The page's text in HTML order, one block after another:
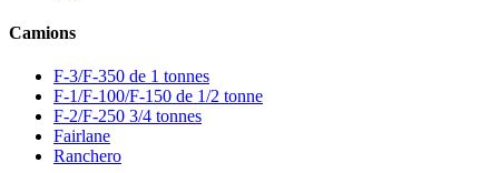
Camions
F-3/F-350 de 1 tonnes
F-1/F-100/F-150 de 1/2 tonne
F-2/F-250 3/4 tonnes
Fairlane
Ranchero